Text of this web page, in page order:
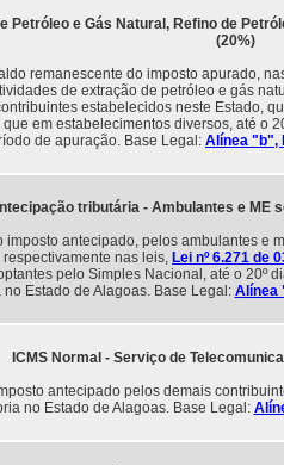
Petróleo e Gás Natural, Refino de
(20%)
remanescente do imposto apurado,
de extração de petróleo e gás
estabelecidos neste Estado,
em estabelecimentos diversos, até o
de apuração. Base Legal: Alínea "b",
tributária - Ambulantes e ME
imposto antecipado, pelos ambulantes e
nas leis, Lei nº 6.271 de
pelo Simples Nacional, até o 20º
Estado de Alagoas. Base Legal: Alínea
ICMS Normal - Serviço de
antecipado pelos demais
no Estado de Alagoas. Base Legal: